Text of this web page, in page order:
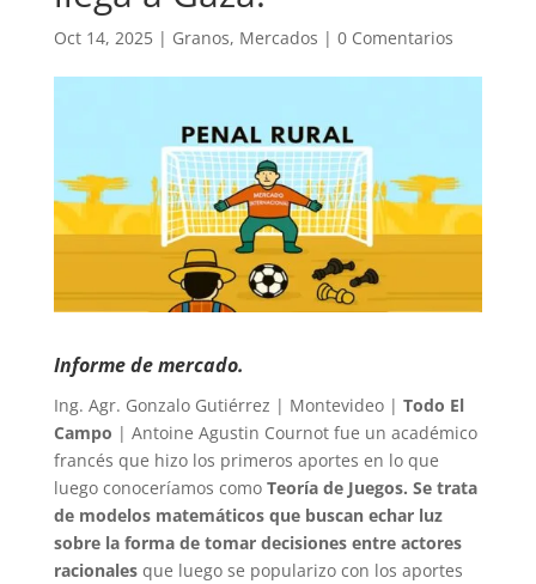
Oct 14, 2025| Granos, Mercados | 0 Comentarios
Informe de mercado.
Ing. Agr. Gonzalo Gutiérrez | Montevideo | Todo El
Campo | Antoine Agustin Cournot fue un académico
francés que hizo los primeros aportes en lo que
luego conoceríamos como Teoría de Juegos. Se trata
de modelos matemáticos que buscan echar luz
sobre la forma de tomar decisiones entre actores
racionalesque luego se popularizo con los aportes